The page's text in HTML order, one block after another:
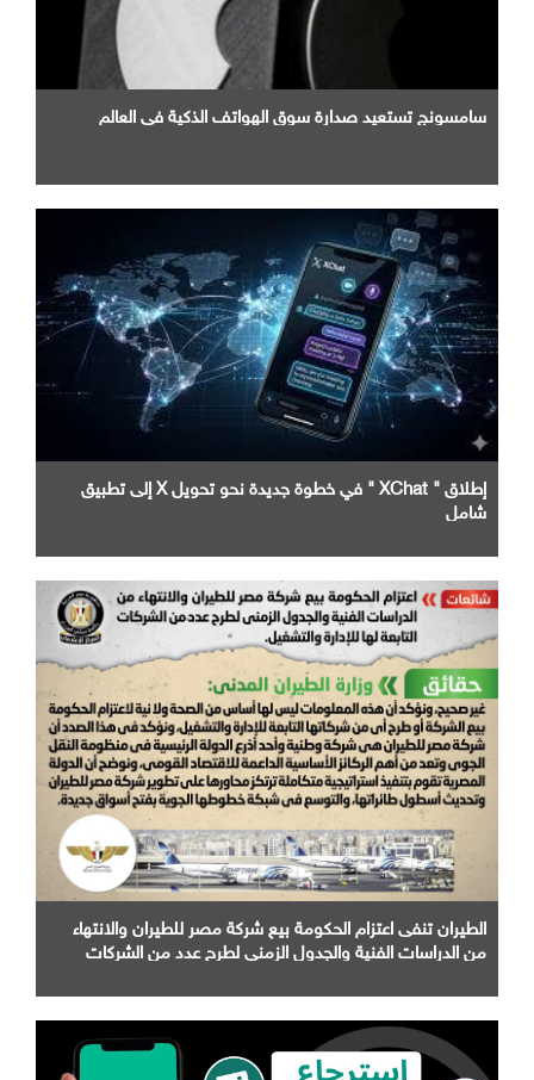
سامسونج تستعيد صدارة سوق الهواتف الذكية في العالم
إطلاق " XChat " في خطوة جديدة نحو تحويل X إلى تطبيق
شامل
الطيران تنفى اعتزام الحكومة بيع شركة مصر للطيران والانتهاء
من الدراسات الفنية والجدول الزمني لطرح عدد من الشركات